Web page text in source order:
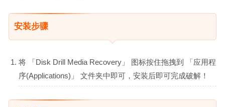
安装步骤
将 「Disk Drill Media Recovery」 图标按住拖拽到 「应用程
序(Applications)」 文件夹中即可，安装后即可完成破解！